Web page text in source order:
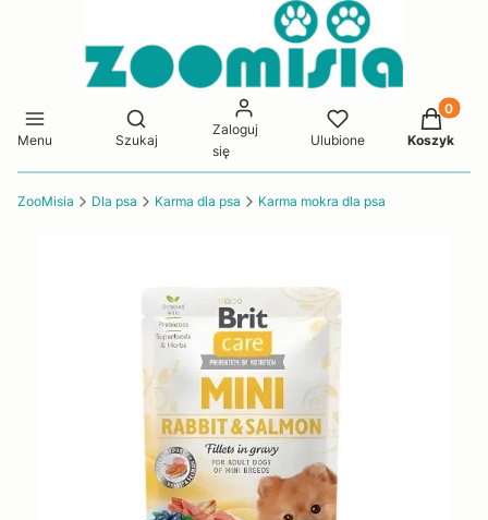
Menu
Otwórz wyszukiwarkę
Szukaj
Zaloguj
się
Ulubione Koszyk
ZooMisia Dla psa Karma dla psa Karma mokra dla psa